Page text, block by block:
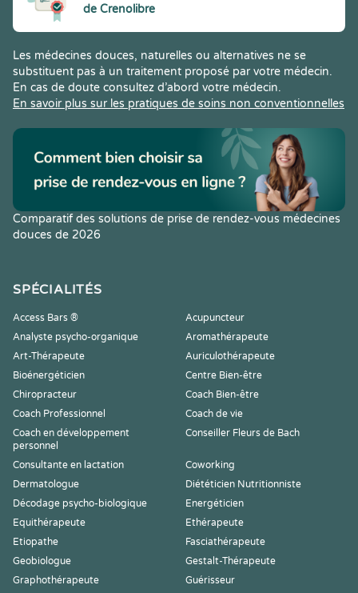
de Crenolibre
Les médecines douces, naturelles ou alternatives ne se
substituent pas à un traitement proposé par votre médecin.
En cas de doute consultez d’abord votre médecin.
En savoir plus sur les pratiques de soins non conventionnelles
Comparatif des solutions de prise de rendez-vous médecines
douces de 2026
SPÉCIALITÉS
Access Bars ®
Acupuncteur
Analyste psycho-organique
Aromathérapeute
Art-Thérapeute
Auriculothérapeute
Bioénergéticien
Centre Bien-être
Chiropracteur
Coach Bien-être
Coach Professionnel
Coach de vie
Coach en développement
personnel
Conseiller Fleurs de Bach
Consultante en lactation
Coworking
Dermatologue
Diététicien Nutritionniste
Décodage psycho-biologique
Energéticien
Equithérapeute
Ethérapeute
Etiopathe
Fasciathérapeute
Geobiologue
Gestalt-Thérapeute
Graphothérapeute
Guérisseur